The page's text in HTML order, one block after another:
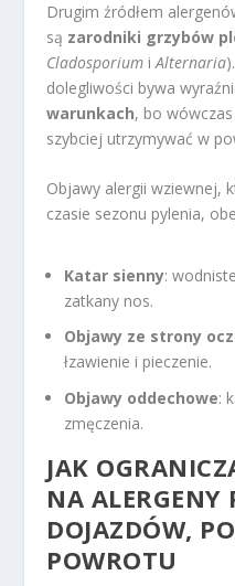
Drugim źródłem
są zarodniki grzybów
Cladosporium iAlternaria
dolegliwości bywa
warunkach, bo
szybciej utrzymywać w
Objawy alergii wziewnej,
czasie sezonu pylenia,
Katar sienny:
zatkany nos.
Objawy ze strony
łzawienie i pieczenie.
Objawy oddechowe:
zmęczenia.
JAK
NA ALERGENY
DOJAZDÓW,
POWROTU